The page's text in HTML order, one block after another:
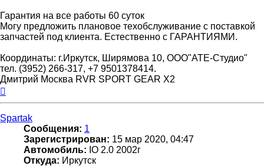
Гарантия на все работы 60 суток
Могу предложить плановое техобслуживание с поставкой
запчастей под клиента. Естественно с ГАРАНТИЯМИ.
Координаты: г.Иркутск, Ширямова 10, ООО"АТЕ-Студио"
тел. (3952) 266-317, +7 9501378414.
Дмитрий Москва RVR SPORT GEAR X2
Spartak
Сообщения: 1
Зарегистрирован: 15 мар 2020, 04:47
Автомобиль: IO 2.0 2002г
Откуда: Иркутск